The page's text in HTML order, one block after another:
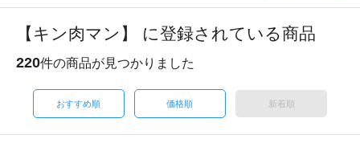
【キン肉マン】 に登録されている商品
220件の商品が見つかりました
おすすめ順 価格順 新着順